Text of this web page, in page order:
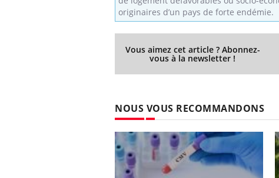
originaires d’un pays de forte endémie.
Vous aimez cet article ? Abonnez-
vous à la newsletter !
NOUS VOUS RECOMMANDONS
Le Ramadan approche, et, pour de
nombreuses personnes atteintes de
diabète, c'est une période de questions, de
santé :